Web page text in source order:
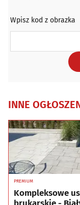
Wpisz kod z obrazka
INNE
PREMIUM
Kompleksowe